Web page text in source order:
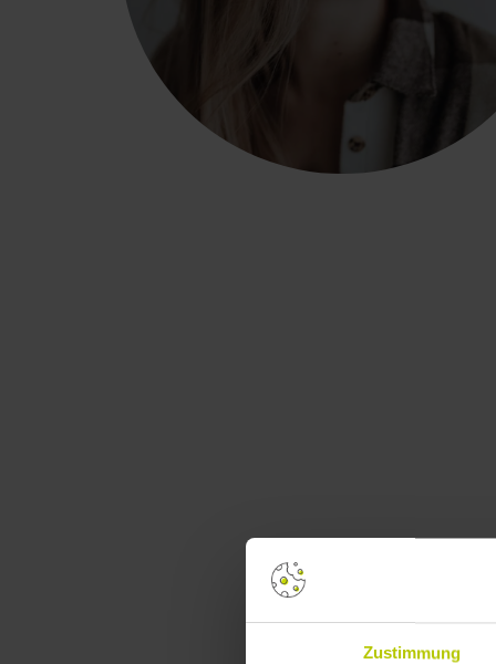
Zustimmung